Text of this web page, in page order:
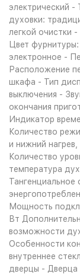
электрический -
духовки:
легкой очистки
Цвет
электронное -
Расположение
шкафа - Тип
выключения -
окончания
Индикатор
Количество
и нижний
Количество
температура
Мощность
Вт
возможности
Особенности
внутреннее
дверцы - Дверца